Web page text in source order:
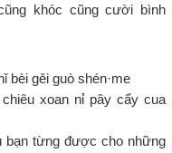
khóc cũng cười bình
bèi gěi guò shén·me
xoan nỉ pây cẩy cua
từng được cho những